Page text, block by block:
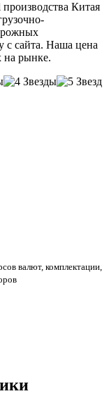
Китая
с сайта. Наша цена
на рынке.
валют, комплектации,